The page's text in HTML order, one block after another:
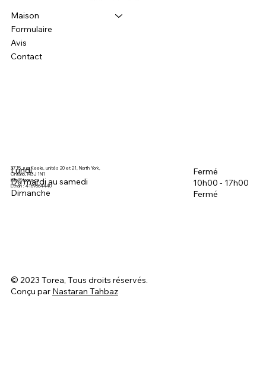
Maison
Formulaire
Avis
Contact
3715, rue Keele, unités 20 et 21, North York,
Ontario, M3J 1N1
info@torea.ca
Ethan : 4169864440
Lundi
Du mardi au samedi
Dimanche
Fermé
10h00 - 17h00
Fermé
© 2023 Torea, Tous droits réservés.
Conçu par Nastaran Tahbaz